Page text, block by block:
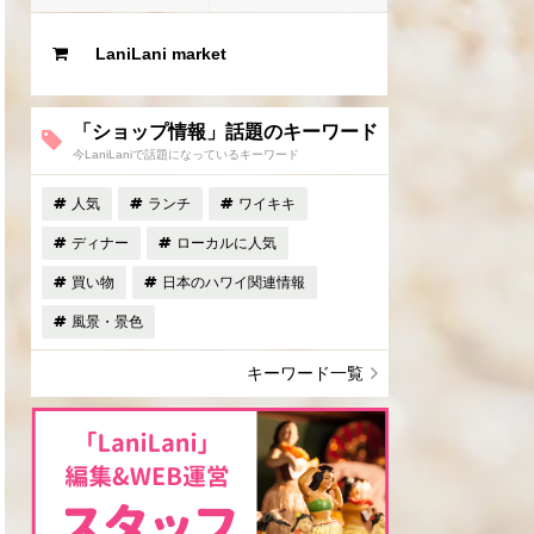
LaniLani market
「ショップ情報」話題のキーワード
今LaniLaniで話題になっているキーワード
人気 ランチ ワイキキ
ディナー ローカルに人気
買い物 日本のハワイ関連情報
風景・景色
キーワード一覧